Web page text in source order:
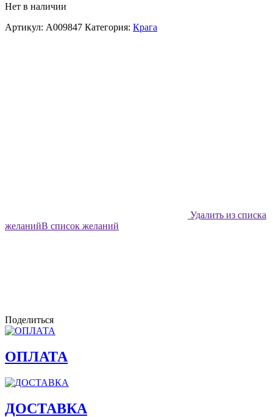
Нет в наличии
Артикул: A009847 Категория: Крага
Удалить из списка
желанийВ список желаний
Поделиться
ОПЛАТА
ДОСТАВКА